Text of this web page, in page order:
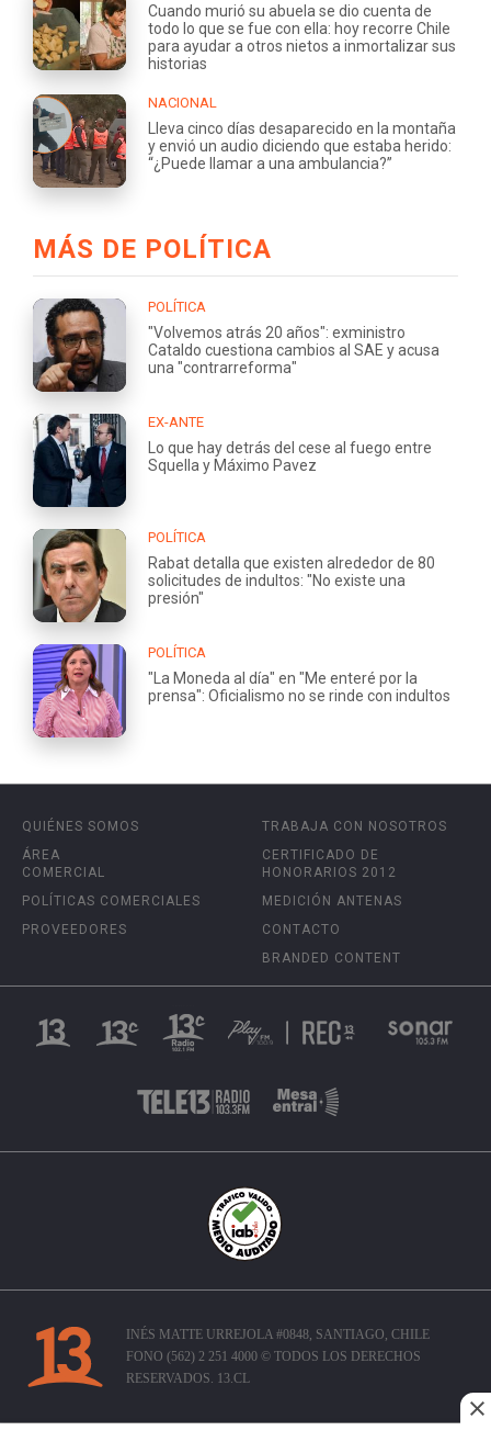
Cuando murió su abuela se dio cuenta de
todo lo que se fue con ella: hoy recorre Chile
para ayudar a otros nietos a inmortalizar sus
historias
NACIONAL
Lleva cinco días desaparecido en la montaña
y envió un audio diciendo que estaba herido:
“¿Puede llamar a una ambulancia?”
MÁS DE POLÍTICA
POLÍTICA
"Volvemos atrás 20 años": exministro
Cataldo cuestiona cambios al SAE y acusa
una "contrarreforma"
EX-ANTE
Lo que hay detrás del cese al fuego entre
Squella y Máximo Pavez
POLÍTICA
Rabat detalla que existen alrededor de 80
solicitudes de indultos: "No existe una
presión"
POLÍTICA
"La Moneda al día" en "Me enteré por la
prensa": Oficialismo no se rinde con indultos
QUIÉNES SOMOS
ÁREA
COMERCIAL
POLÍTICAS COMERCIALES
PROVEEDORES
TRABAJA CON NOSOTROS
CERTIFICADO DE
HONORARIOS 2012
MEDICIÓN ANTENAS
CONTACTO
BRANDED CONTENT
INÉS MATTE URREJOLA #0848, SANTIAGO, CHILE
FONO (562) 2 251 4000 © TODOS LOS DERECHOS
RESERVADOS. 13.CL